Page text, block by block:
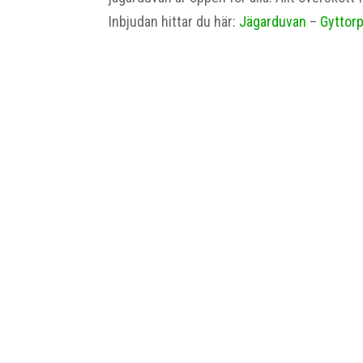
Inbjudan hittar du här: Jägarduvan –